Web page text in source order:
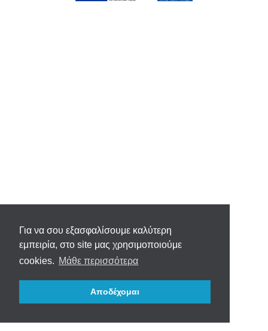
Για να σου εξασφαλίσουμε καλύτερη
εμπειρία, στο site μας χρησιμοποιούμε
cookies. Μάθε περισσότερα
Αποδέχομαι